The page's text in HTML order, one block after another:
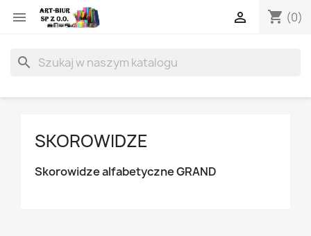
 shopping_cart (0)

search
SKOROWIDZE
Skorowidze alfabetyczne GRAND